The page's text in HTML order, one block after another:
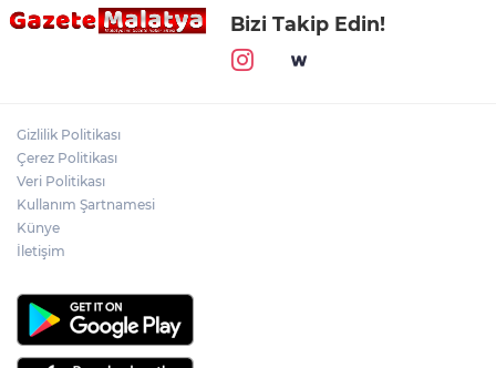
Bizi Takip Edin!
Gizlilik Politikası
Çerez Politikası
Veri Politikası
Kullanım Şartnamesi
Künye
İletişim